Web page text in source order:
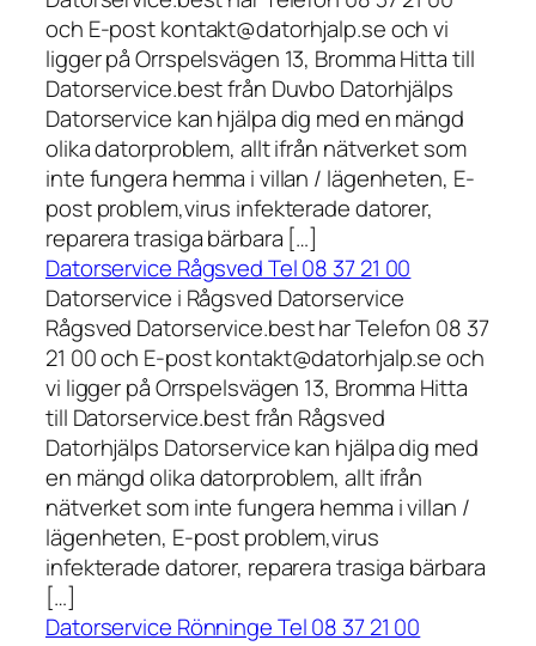
och E-post kontakt@datorhjalp.se och vi
ligger på Orrspelsvägen 13, Bromma Hitta till
Datorservice.best från Duvbo Datorhjälps
Datorservice kan hjälpa dig med en mängd
olika datorproblem, allt ifrån nätverket som
inte fungera hemma i villan / lägenheten, E-
post problem,virus infekterade datorer,
reparera trasiga bärbara […]
Datorservice Rågsved Tel 08 37 21 00
Datorservice i Rågsved Datorservice
Rågsved Datorservice.best har Telefon 08 37
21 00 och E-post kontakt@datorhjalp.se och
vi ligger på Orrspelsvägen 13, Bromma Hitta
till Datorservice.best från Rågsved
Datorhjälps Datorservice kan hjälpa dig med
en mängd olika datorproblem, allt ifrån
nätverket som inte fungera hemma i villan /
lägenheten, E-post problem,virus
infekterade datorer, reparera trasiga bärbara
[…]
Datorservice Rönninge Tel 08 37 21 00